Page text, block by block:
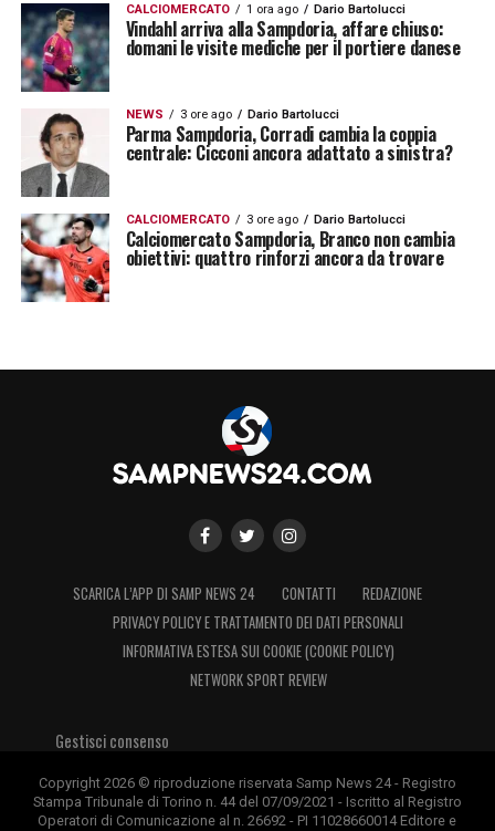
CALCIOMERCATO 1 ora ago Dario Bartolucci
Vindahl arriva alla Sampdoria, affare chiuso:
domani le visite mediche per il portiere danese
NEWS 3 ore ago Dario Bartolucci
Parma Sampdoria, Corradi cambia la coppia
centrale: Cicconi ancora adattato a sinistra?
CALCIOMERCATO 3 ore ago Dario Bartolucci
Calciomercato Sampdoria, Branco non cambia
obiettivi: quattro rinforzi ancora da trovare
SCARICA L’APP DI SAMP NEWS 24 CONTATTI
REDAZIONE
PRIVACY POLICY E TRATTAMENTO DEI DATI PERSONALI
INFORMATIVA ESTESA SUI COOKIE (COOKIE POLICY)
NETWORK SPORT REVIEW
Gestisci consenso
Copyright 2026 © riproduzione riservata Samp News 24 - Registro
Stampa Tribunale di Torino n. 44 del 07/09/2021 - Iscritto al Registro
Operatori di Comunicazione al n. 26692 - PI 11028660014 Editore e